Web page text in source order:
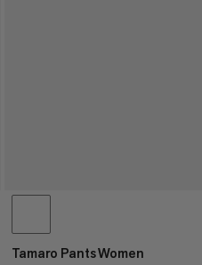
Tamaro Pants Women